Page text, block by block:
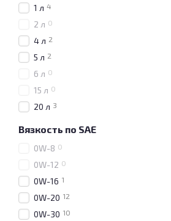
1 л 4
2 л 0
4 л 2
5 л 2
6 л 0
15 л 0
20 л 3
Вязкость по SAE
0W-8 0
0W-12 0
0W-16 1
0W-20 12
0W-30 10